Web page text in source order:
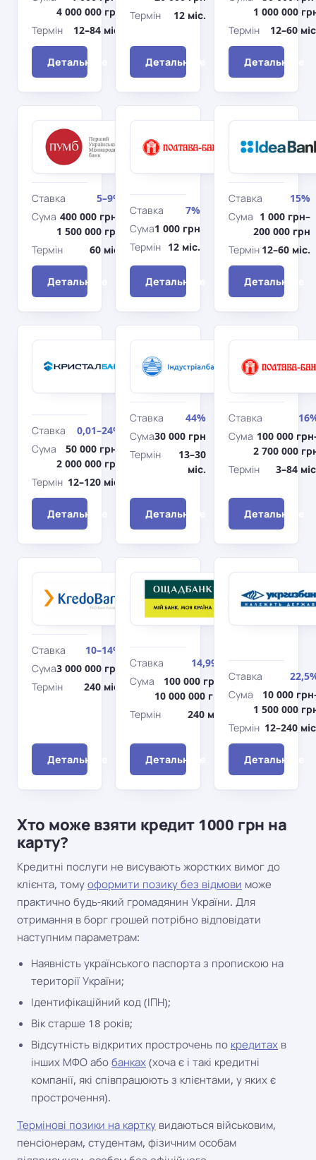
4 000 000 грн
Термін
12–84 міс.
Детальніше
Термін
12 міс.
Детальніше
1 000 000
Термін
12–60
Детальніше
Доступні
кредити
Ставка
5–9%
Сума 400 000 грн–
1 500 000 грн
Термін
60 міс.
Детальніше
Банк
Під
Ставка
7%
Сума1 000 грн
Термін 12 міс.
Детальніше
Ставка
15%
Сума 1 000 грн–
200 000 грн
Термін 12–60 міс.
Детальніше
Від
мрій
Ставка
0,01–24%
Сума
50 000 грн–
2 000 000 грн
Термін 12–120 міс.
Детальніше
Втілення
мрій
Ставка
44%
Сума30 000 грн
Термін
13–30
міс.
Детальніше
Ставка
Сума 100 000
2 700 000
Термін
3–84
Детальніше
Кредобанк
Рефінансування
та консолідація
Ставка
10–14%
Сума3 000 000 грн
Термін
240 міс.
Детальніше
Нерухомість
на
Ставка
14,99%
Сума
100 000 грн–
10 000 000 грн
Термін
240 міс.
Детальніше
Ставка
Сума
10 000
1 500 000
Термін 12–240
Детальніше
Хто може взяти кредит 1000 грн на
карту?
Кредитні послуги не висувають жорстких вимог до
клієнта, тому оформити позику без відмови може
практично будь-який громадянин України. Для
отримання в борг грошей потрібно відповідати
наступним параметрам:
Наявність українського паспорта з пропискою на
території України;
Ідентифікаційний код (ІПН);
Вік старше 18 років;
Відсутність відкритих прострочень по кредитах в
інших МФО або банках (хоча є і такі кредитні
компанії, які співпрацюють з клієнтами, у яких є
прострочення).
Термінові позики на картку видаються військовим,
пенсіонерам, студентам, фізичним особам